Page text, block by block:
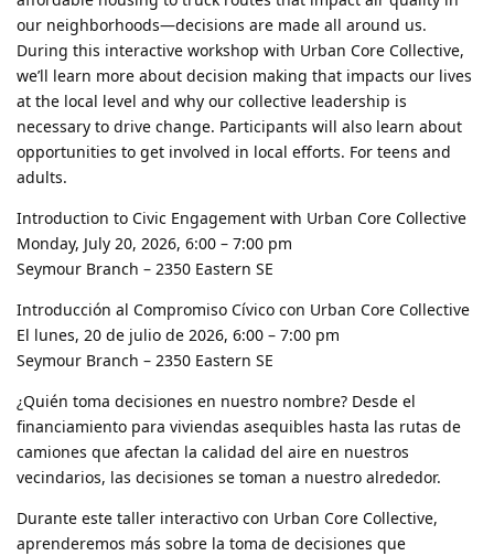
our neighborhoods—decisions are made all around us.
During this interactive workshop with Urban Core Collective,
we’ll learn more about decision making that impacts our lives
at the local level and why our collective leadership is
necessary to drive change. Participants will also learn about
opportunities to get involved in local efforts. For teens and
adults.
Introduction to Civic Engagement with Urban Core Collective
Monday, July 20, 2026, 6:00 – 7:00 pm
Seymour Branch – 2350 Eastern SE
Introducción al Compromiso Cívico con Urban Core Collective
El lunes, 20 de julio de 2026, 6:00 – 7:00 pm
Seymour Branch – 2350 Eastern SE
¿Quién toma decisiones en nuestro nombre? Desde el
financiamiento para viviendas asequibles hasta las rutas de
camiones que afectan la calidad del aire en nuestros
vecindarios, las decisiones se toman a nuestro alrededor.
Durante este taller interactivo con Urban Core Collective,
aprenderemos más sobre la toma de decisiones que